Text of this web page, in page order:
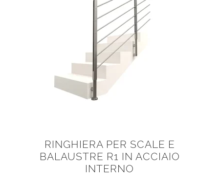
possono
essere
scelte
nella
del
RINGHIERA PER SCALE E
BALAUSTRE R1 IN ACCIAIO
INTERNO